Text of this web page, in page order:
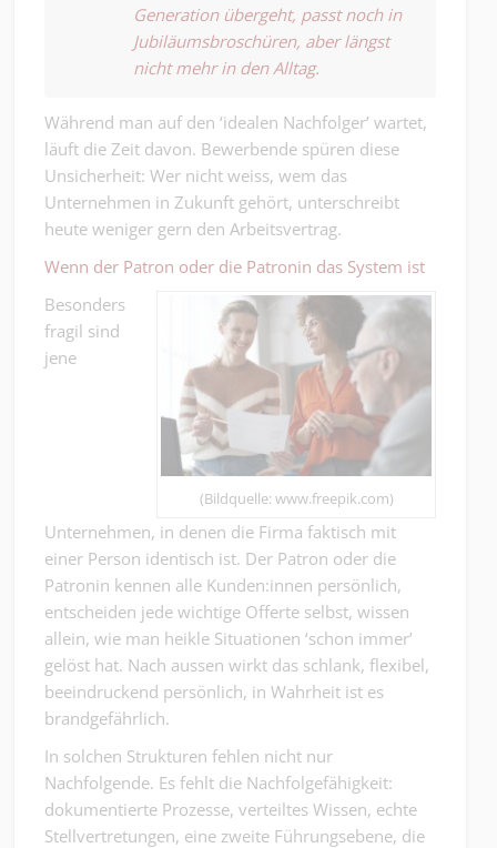
Generation übergeht, passt noch in
Jubiläumsbroschüren, aber längst
nicht mehr in den Alltag.
Während man auf den ‘idealen Nachfolger’ wartet,
läuft die Zeit davon. Bewerbende spüren diese
Unsicherheit: Wer nicht weiss, wem das
Unternehmen in Zukunft gehört, unterschreibt
heute weniger gern den Arbeitsvertrag.
Wenn der Patron oder die Patronin das System ist
(Bildquelle: www.freepik.com)
Besonders
fragil sind
jene
Unternehmen, in denen die Firma faktisch mit
einer Person identisch ist. Der Patron oder die
Patronin kennen alle Kunden:innen persönlich,
entscheiden jede wichtige Offerte selbst, wissen
allein, wie man heikle Situationen ‘schon immer’
gelöst hat. Nach aussen wirkt das schlank, flexibel,
beeindruckend persönlich, in Wahrheit ist es
brandgefährlich.
In solchen Strukturen fehlen nicht nur
Nachfolgende. Es fehlt die Nachfolgefähigkeit:
dokumentierte Prozesse, verteiltes Wissen, echte
Stellvertretungen, eine zweite Führungsebene, die